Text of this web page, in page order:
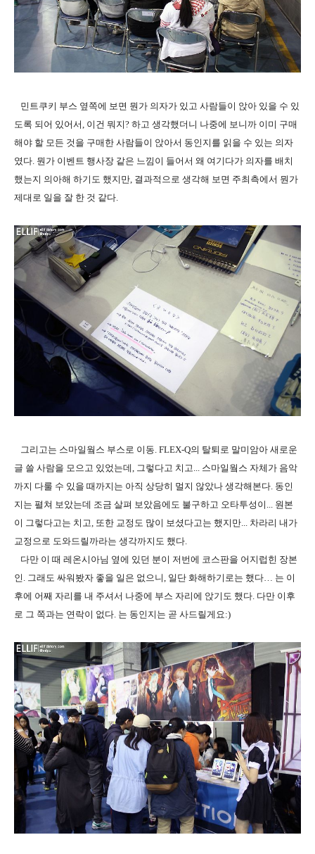
민트쿠키 부스 옆쪽에 보면 뭔가 의자가 있고 사람들이 앉아 있을 수 있
도록 되어 있어서, 이건 뭐지? 하고 생각했더니 나중에 보니까 이미 구매
해야 할 모든 것을 구매한 사람들이 앉아서 동인지를 읽을 수 있는 의자
였다. 뭔가 이벤트 행사장 같은 느낌이 들어서 왜 여기다가 의자를 배치
했는지 의아해 하기도 했지만, 결과적으로 생각해 보면 주최측에서 뭔가
제대로 일을 잘 한 것 같다.
그리고는 스마일웤스 부스로 이동. FLEX-Q의 탈퇴로 말미암아 새로운
글 쓸 사람을 모으고 있었는데, 그렇다고 치고... 스마일웤스 자체가 음악
까지 다룰 수 있을 때까지는 아직 상당히 멀지 않았나 생각해본다. 동인
지는 펼쳐 보았는데 조금 살펴 보았음에도 불구하고 오타투성이... 원본
이 그렇다고는 치고, 또한 교정도 많이 보셨다고는 했지만... 차라리 내가
교정으로 도와드릴까라는 생각까지도 했다.
다만 이 때 레온시아님 옆에 있던 분이 저번에 코스판을 어지럽힌 장본
인. 그래도 싸워봤자 좋을 일은 없으니, 일단 화해하기로는 했다… 는 이
후에 어째 자리를 내 주셔서 나중에 부스 자리에 앉기도 했다. 다만 이후
로 그 쪽과는 연락이 없다. 는 동인지는 곧 사드릴게요:)